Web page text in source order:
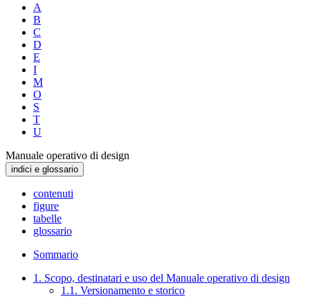
A
B
C
D
E
I
M
O
S
T
U
Manuale operativo di design
indici e glossario
contenuti
figure
tabelle
glossario
Sommario
1. Scopo, destinatari e uso del Manuale operativo di design
1.1. Versionamento e storico